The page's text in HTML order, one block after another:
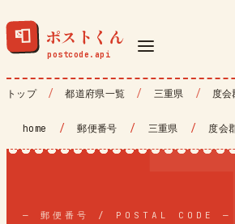
📮 ポストくん
トップ 都道府県一覧 三重県 度会
home / 郵便番号 / 三重県 / 度会
— 郵便番号 / POSTAL CODE —